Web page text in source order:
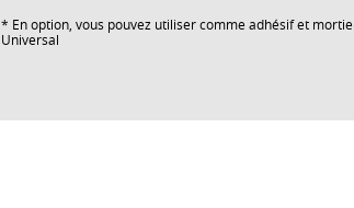
* En option, vous pouvez utiliser comme adhésif et
Universal